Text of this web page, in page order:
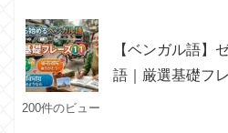
【ベンガル語】
語｜厳選基礎フ
200件のビュー